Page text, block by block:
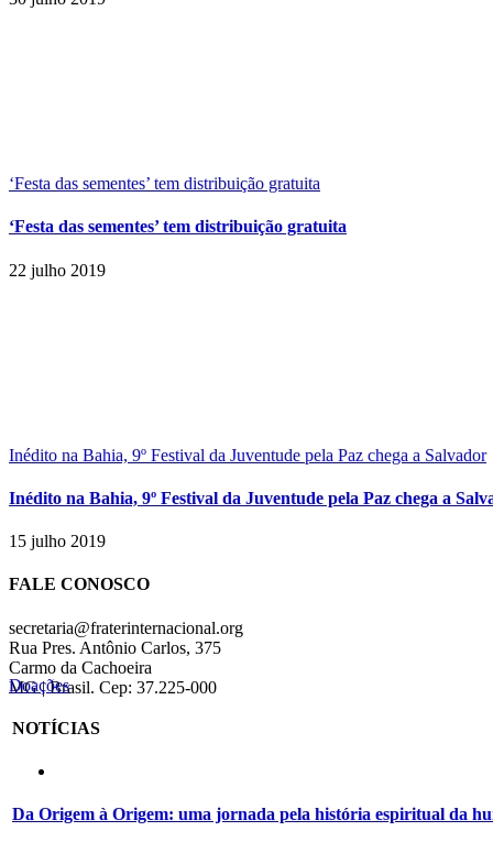
‘Festa das sementes’ tem distribuição gratuita
‘Festa das sementes’ tem distribuição gratuita
22 julho 2019
Inédito na Bahia, 9º Festival da Juventude pela Paz chega a Salvador
Inédito na Bahia, 9º Festival da Juventude pela Paz chega a
15 julho 2019
FALE CONOSCO
secretaria@fraterinternacional.org
Rua Pres. Antônio Carlos, 375
Carmo da Cachoeira
MG | Brasil. Cep: 37.225-000
Doações
NOTÍCIAS
Da Origem à Origem: uma jornada pela história espiritual da